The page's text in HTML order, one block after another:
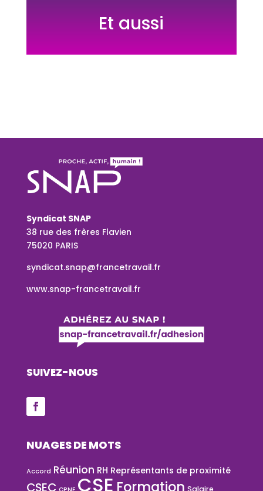
Et aussi
Syndicat SNAP
38 rue des frères Flavien
75020 PARIS
syndicat.snap@francetravail.fr
www.snap-francetravail.fr
SUIVEZ-NOUS
NUAGES DE MOTS
Accord Réunion RH Représentants de proximité
CSEC CSE Formation